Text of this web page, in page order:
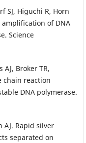
SJ, Higuchi R, Horn
of DNA
Science
Broker TR,
chain reaction
DNA polymerase.
AJ. Rapid silver
separated on